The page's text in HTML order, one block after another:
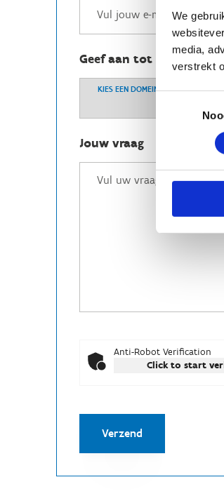
We
media,
verstrekt
Geef aan tot welk
KIES EEN DOMEIN
Jouw vraag
Anti-Robot Verification
Click to start
Verzend